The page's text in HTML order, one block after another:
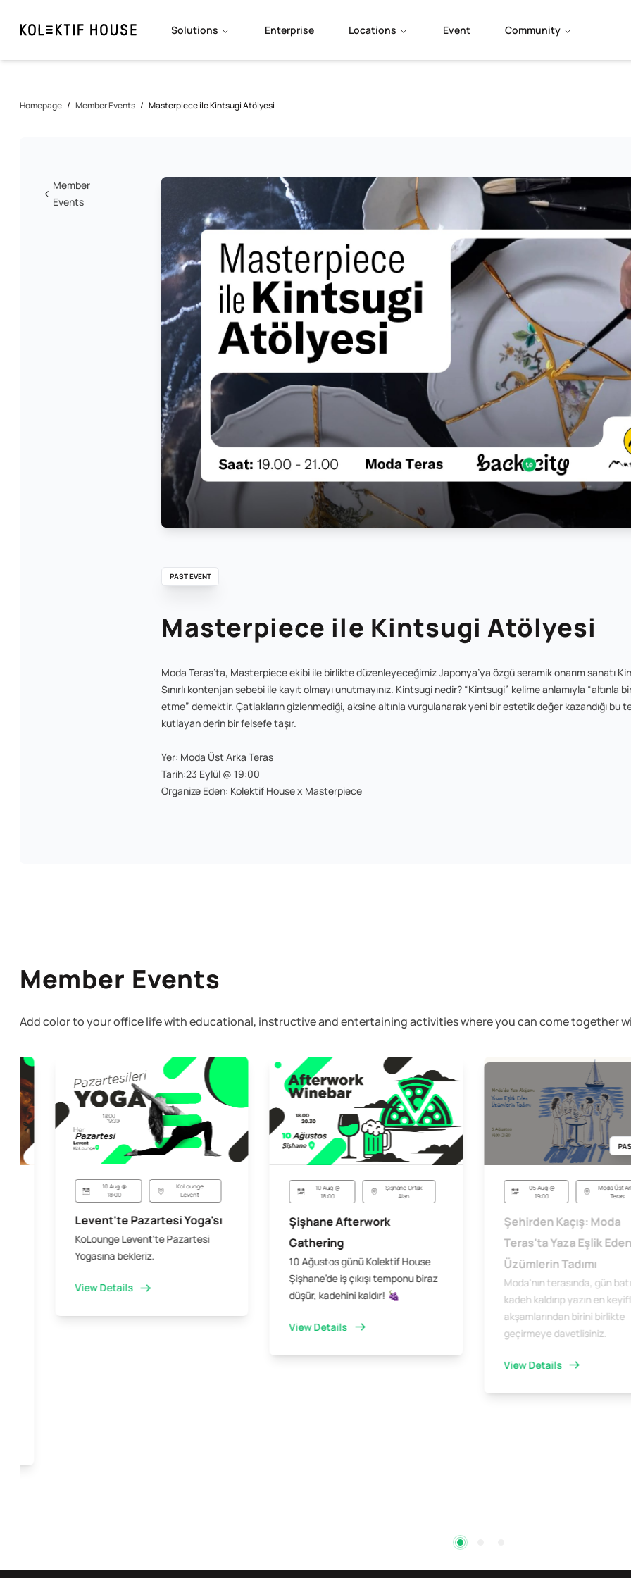
Solutions Enterprise Locations Event Community
Homepage / Member Events / Masterpiece ile Kintsugi Atölyesi
Member
Events
PAST EVENT
Masterpiece ile Kintsugi Atölyesi
Moda Teras’ta, Masterpiece ekibi ile birlikte düzenleyeceğimiz Japonya’ya özgü seramik onarım sanatı
Sınırlı kontenjan sebebi ile kayıt olmayı unutmayınız. Kintsugi nedir? “Kintsugi” kelime anlamıyla “altınla
etme” demektir. Çatlakların gizlenmediği, aksine altınla vurgulanarak yeni bir estetik değer kazandığı bu
kutlayan derin bir felsefe taşır.
Yer: Moda Üst Arka Teras
Tarih:23 Eylül @ 19:00
Organize Eden: Kolektif House x Masterpiece
Member Events
Add color to your office life with educational, instructive and entertaining activities where you can come together
10 Aug @
18:00
KoLounge
Levent
Levent'te Pazartesi Yoga'sı
KoLounge Levent'te Pazartesi
Yogasına bekleriz.
View Details
10 Aug @
18:00
Şişhane Ortak
Alan
Şişhane Afterwork
Gathering
10 Ağustos günü Kolektif House
Şişhane’de iş çıkışı temponu biraz
düşür, kadehini kaldır! 🍇
View Details
05 Aug @
19:00
Moda Üst
Teras
Şehirden Kaçış: Moda
Teras'ta Yaza Eşlik Eden
Üzümlerin Tadımı
Moda'nın terasında, gün
kadeh kaldırıp yazın en
akşamlarından birini birlikte
geçirmeye davetlisiniz.
View Details